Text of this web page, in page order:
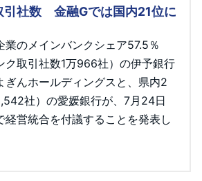
引社数 金融Gでは国内21位に
業のメインバンクシェア57.5％
ク取引社数1万966社）の伊予銀行
ぎんホールディングスと、県内2
社）の愛媛銀行が、7月24日
経営統合を付議することを発表し